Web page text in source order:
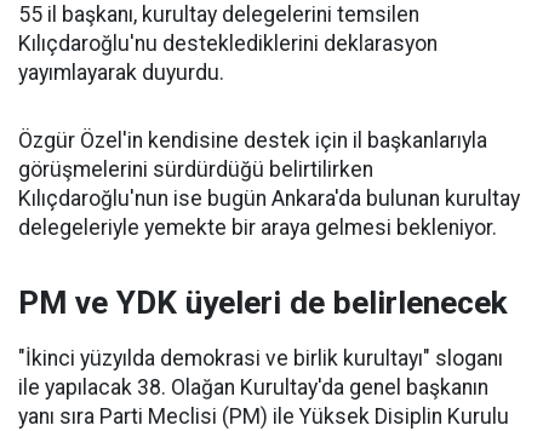
55 il başkanı, kurultay delegelerini temsilen
Kılıçdaroğlu'nu desteklediklerini deklarasyon
yayımlayarak duyurdu.
Özgür Özel'in kendisine destek için il başkanlarıyla
görüşmelerini sürdürdüğü belirtilirken
Kılıçdaroğlu'nun ise bugün Ankara'da bulunan kurultay
delegeleriyle yemekte bir araya gelmesi bekleniyor.
PM ve YDK üyeleri de belirlenecek
"İkinci yüzyılda demokrasi ve birlik kurultayı" sloganı
ile yapılacak 38. Olağan Kurultay'da genel başkanın
yanı sıra Parti Meclisi (PM) ile Yüksek Disiplin Kurulu